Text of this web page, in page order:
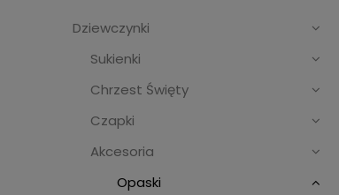
Dziewczynki
Sukienki
Chrzest Święty
Czapki
Akcesoria
Opaski